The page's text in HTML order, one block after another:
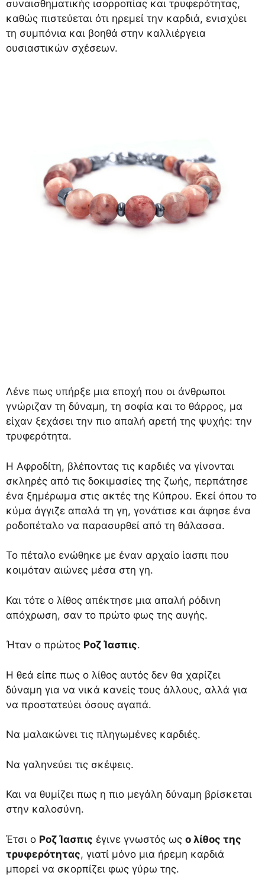
συναισθηματικής ισορροπίας και τρυφερότητας,
καθώς πιστεύεται ότι ηρεμεί την καρδιά, ενισχύει
τη συμπόνια και βοηθά στην καλλιέργεια
ουσιαστικών σχέσεων.
Λένε πως υπήρξε μια εποχή που οι άνθρωποι
γνώριζαν τη δύναμη, τη σοφία και το θάρρος, μα
είχαν ξεχάσει την πιο απαλή αρετή της ψυχής: την
τρυφερότητα.
Η Αφροδίτη, βλέποντας τις καρδιές να γίνονται
σκληρές από τις δοκιμασίες της ζωής, περπάτησε
ένα ξημέρωμα στις ακτές της Κύπρου. Εκεί όπου το
κύμα άγγιζε απαλά τη γη, γονάτισε και άφησε ένα
ροδοπέταλο να παρασυρθεί από τη θάλασσα.
Το πέταλο ενώθηκε με έναν αρχαίο ίασπι που
κοιμόταν αιώνες μέσα στη γη.
Και τότε ο λίθος απέκτησε μια απαλή ρόδινη
απόχρωση, σαν το πρώτο φως της αυγής.
Ήταν ο πρώτος Ροζ Ίασπις.
Η θεά είπε πως ο λίθος αυτός δεν θα χαρίζει
δύναμη για να νικά κανείς τους άλλους, αλλά για
να προστατεύει όσους αγαπά.
Να μαλακώνει τις πληγωμένες καρδιές.
Να γαληνεύει τις σκέψεις.
Και να θυμίζει πως η πιο μεγάλη δύναμη βρίσκεται
στην καλοσύνη.
Έτσι ο Ροζ Ίασπις έγινε γνωστός ως ο λίθος της
τρυφερότητας, γιατί μόνο μια ήρεμη καρδιά
μπορεί να σκορπίζει φως γύρω της.